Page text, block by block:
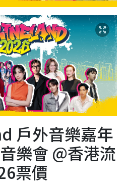
戶外音樂嘉年
樂會 @香港流
票價